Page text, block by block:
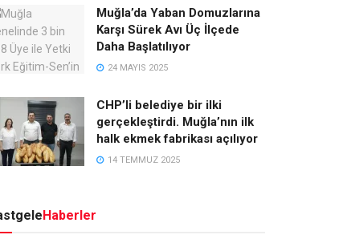
Muğla’da Yaban Domuzlarına
Karşı Sürek Avı Üç İlçede
Daha Başlatılıyor
24 MAYIS 2025
CHP’li belediye bir ilki
gerçekleştirdi. Muğla’nın ilk
halk ekmek fabrikası açılıyor
14 TEMMUZ 2025
Haberler